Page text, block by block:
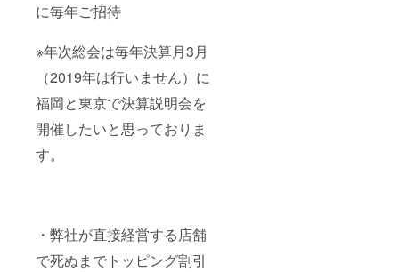
に毎年ご招待
※年次総会は毎年決算月3月
（2019年は行いません）に
福岡と東京で決算説明会を
開催したいと思っておりま
す。
・弊社が直接経営する店舗
で死ぬまでトッピング割引